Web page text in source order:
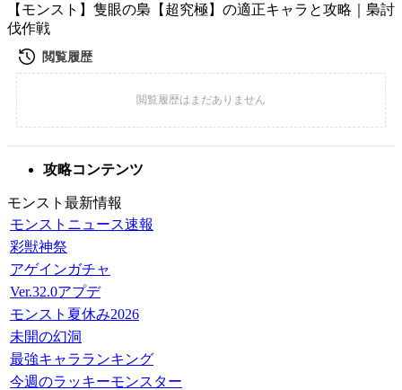
【モンスト】隻眼の梟【超究極】の適正キャラと攻略｜梟討
伐作戦
攻略コンテンツ
モンスト最新情報
モンストニュース速報
彩獣神祭
アゲインガチャ
Ver.32.0アプデ
モンスト夏休み2026
未開の幻洞
最強キャラランキング
今週のラッキーモンスター